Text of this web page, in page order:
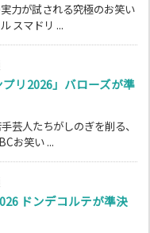
力が試される究極のお笑い
スマドリ ...
プリ2026」バローズが準
芸人たちがしのぎを削る、
お笑い ...
ドンデコルテが準決